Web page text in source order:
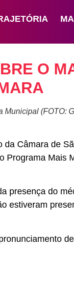
O
Municipal (FOTO:
da Câmara de
Programa Mais
presença do
estiveram